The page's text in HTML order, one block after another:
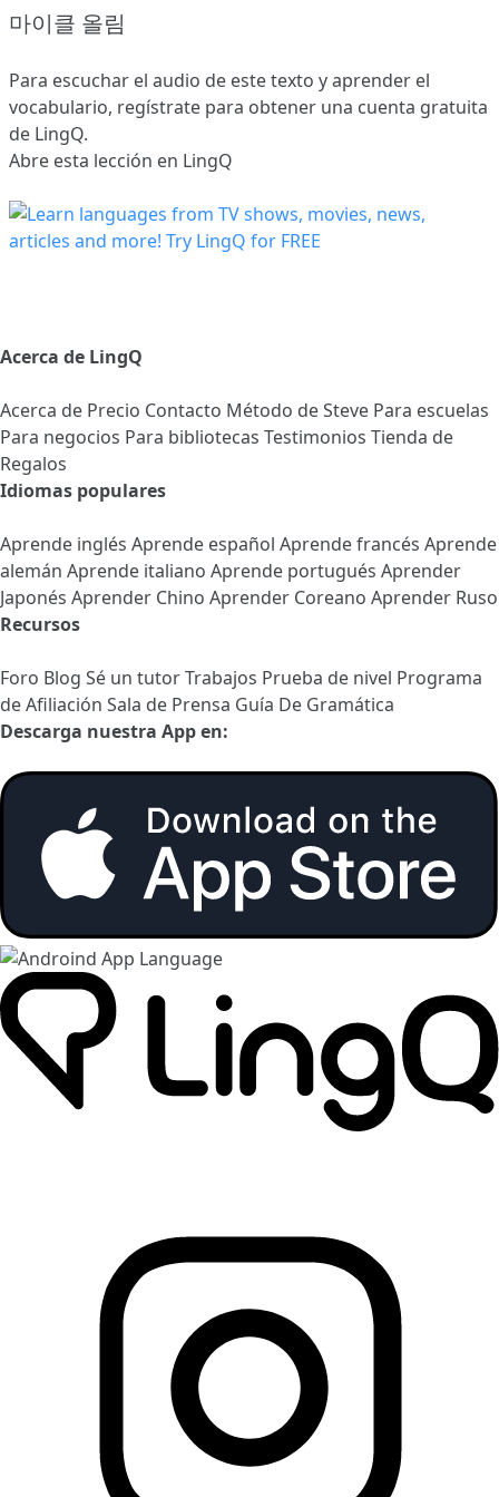
마이클 올림
Para escuchar el audio de este texto y aprender el
vocabulario, regístrate para obtener una cuenta gratuita
de LingQ.
Abre esta lección en LingQ
Acerca de LingQ
Acerca de Precio Contacto Método de Steve Para escuelas
Para negocios Para bibliotecas Testimonios Tienda de
Regalos
Idiomas populares
Aprende inglés Aprende español Aprende francés Aprende
alemán Aprende italiano Aprende portugués Aprender
Japonés Aprender Chino Aprender Coreano Aprender Ruso
Recursos
Foro Blog Sé un tutorTrabajos Prueba de nivel Programa
de Afiliación Sala de Prensa Guía De Gramática
Descarga nuestra App en: